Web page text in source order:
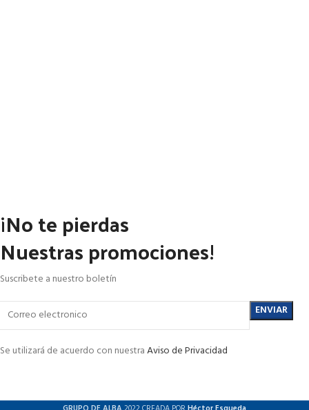
¡No te pierdas
Nuestras promociones!
Suscribete a nuestro boletín
Se utilizará de acuerdo con nuestraAviso de Privacidad